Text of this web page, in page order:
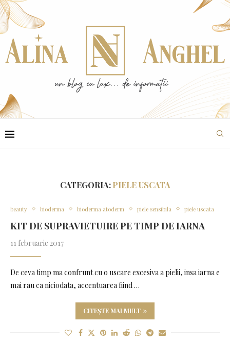
CATEGORIA: PIELE USCATA
beauty bioderma bioderma atoderm piele sensibila piele uscata
KIT DE SUPRAVIETUIRE PE TIMP DE IARNA
11 februarie 2017
De ceva timp ma confrunt cu o uscare excesiva a pielii, insa iarna e
mai rau ca niciodata, accentuarea fiind …
CITEȘTE MAI MULT